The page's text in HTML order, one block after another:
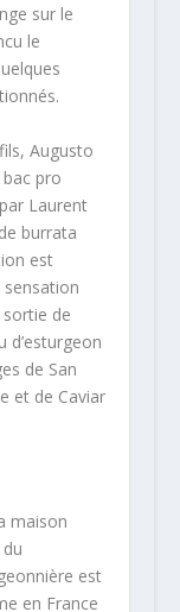
sur le
le
Augusto
pro
Laurent
burrata
est
de
d’esturgeon
de San
et de Caviar
maison
est
en France